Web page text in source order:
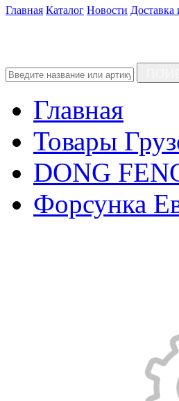
Главная Каталог Новости Доставка
Главная
Товары
DONG
Форсунка